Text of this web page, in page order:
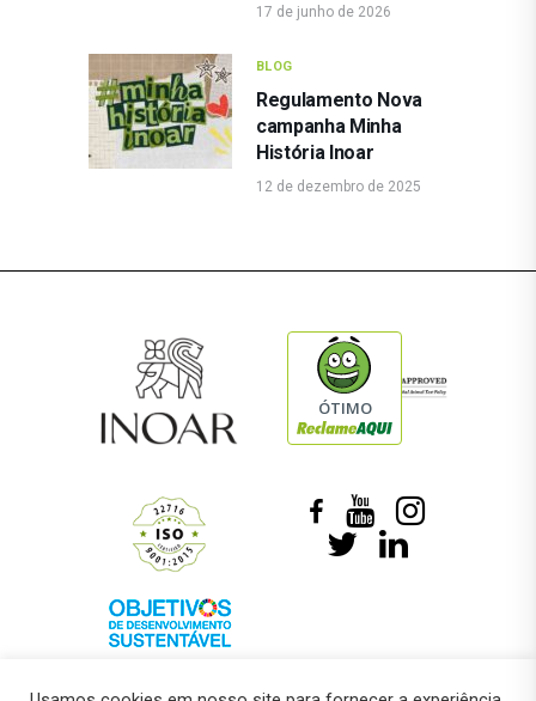
17 de junho de 2026
BLOG
Regulamento Nova
campanha Minha
História Inoar
12 de dezembro de 2025
ÓTIMO